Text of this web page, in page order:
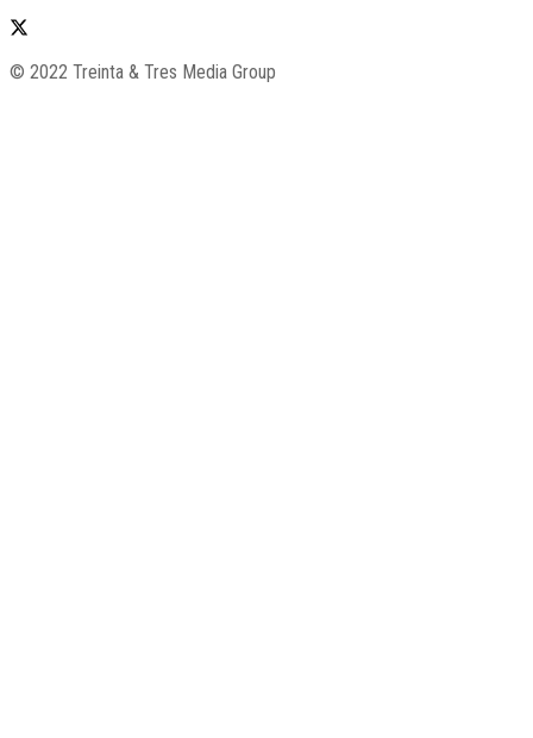
© 2022 Treinta & Tres Media Group